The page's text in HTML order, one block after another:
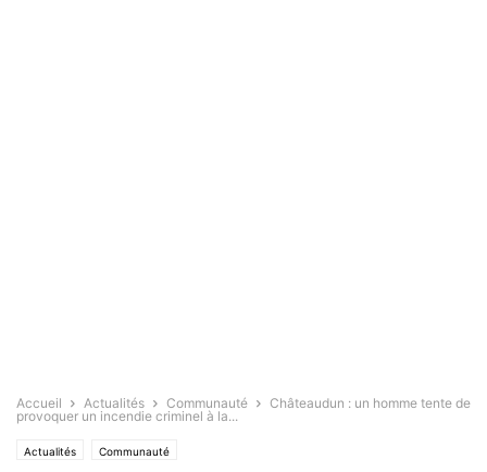
Accueil Actualités Communauté
Châteaudun : un homme tente de
provoquer un incendie criminel à la...
Actualités Communauté